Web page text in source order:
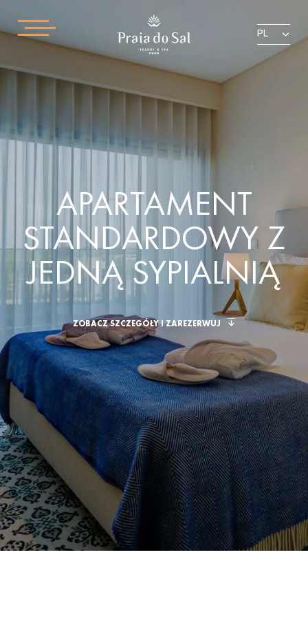
PL
APARTAMENT
STANDARDOWY Z
JEDNĄ SYPIALNIĄ
ZOBACZ SZCZEGÓŁY I ZAREZERWUJ